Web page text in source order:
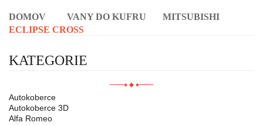
DOMOV VANY DO KUFRU
MITSUBISHI
ECLIPSE CROSS
KATEGORIE
Autokoberce
Autokoberce 3D
Alfa Romeo